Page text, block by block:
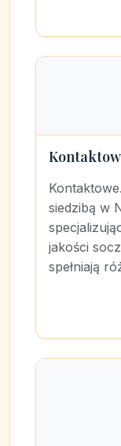
siedzibą w
jakości
spełniają